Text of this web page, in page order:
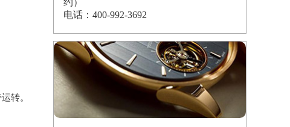
转。
约）
电话：400-992-3692